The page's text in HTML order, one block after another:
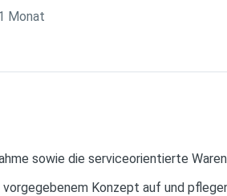
:
Monat
sowie die serviceorientierte
Konzept auf und